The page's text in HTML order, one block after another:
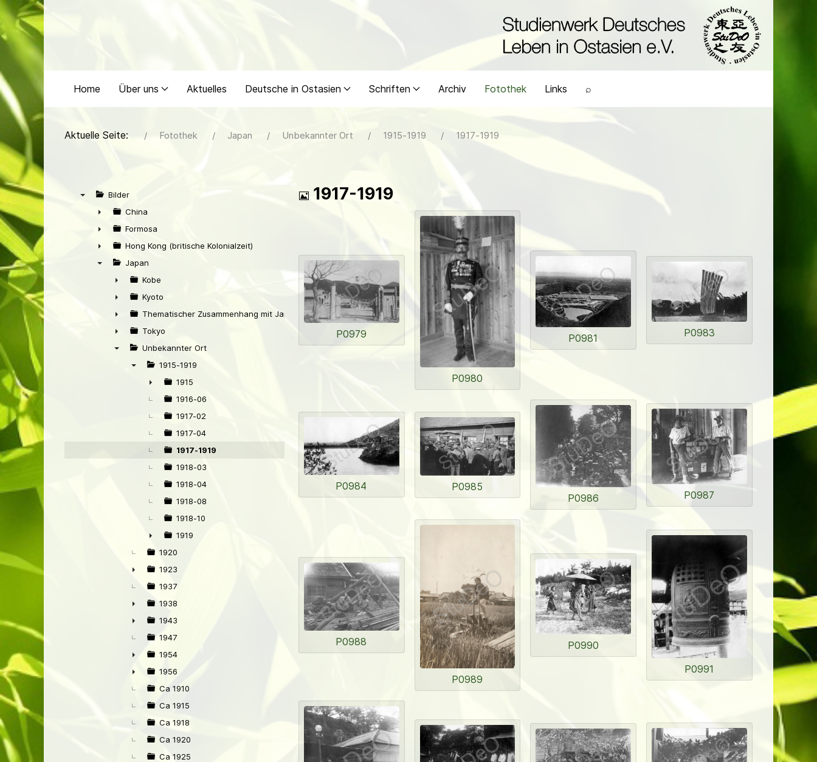
Home Über uns Aktuelles Deutsche in Ostasien Schriften Archiv Fotothek Links ⌕
Aktuelle Seite: Fotothek Japan Unbekannter Ort 1915-1919 1917-1919
Bilder
►
China
►
Formosa
►
Hong Kong (britische Kolonialzeit)
Japan
►
Kobe
►
Kyoto
►
Thematischer Zusammenhang mit Japan
►
Tokyo
Unbekannter Ort
1915-1919
►
1915
1916-06
1917-02
1917-04
1917-1919
1918-03
1918-04
1918-08
1918-10
►
1919
1920
►
1923
1937
►
1938
►
1943
1947
►
1954
►
1956
Ca 1910
Ca 1915
Ca 1918
Ca 1920
Ca 1925
Bild
1917-1919
P0979
P0980
P0981 P0983
P0984
P0985
P0986
P0987
P0988
P0989
P0990
P0991